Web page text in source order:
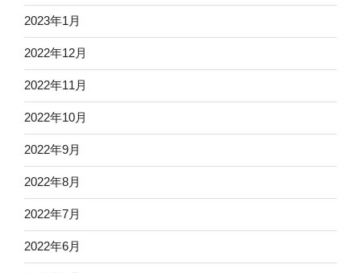
2023年1月
2022年12月
2022年11月
2022年10月
2022年9月
2022年8月
2022年7月
2022年6月